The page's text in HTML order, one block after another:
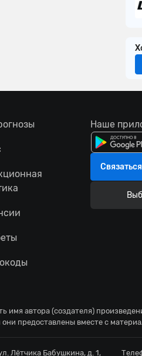
Наше
имя автора (создателя)
предоставлены вместе с
Лётчика Бабушкина, д. 1,